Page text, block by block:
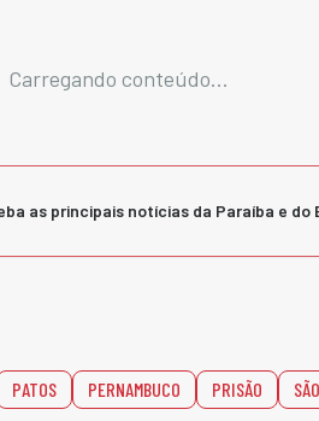
Carregando conteúdo...
as principais notícias da Paraíba e do
PATOS PERNAMBUCO PRISÃO